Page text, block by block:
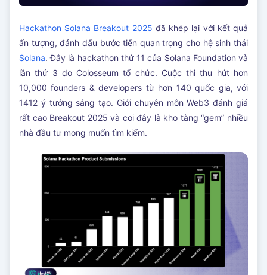
Hackathon Solana Breakout 2025 đã khép lại với kết quả
ấn tượng, đánh dấu bước tiến quan trọng cho hệ sinh thái
Solana. Đây là hackathon thứ 11 của Solana Foundation và
lần thứ 3 do Colosseum tổ chức. Cuộc thi thu hút hơn
10,000 founders & developers từ hơn 140 quốc gia, với
1412 ý tưởng sáng tạo. Giới chuyên môn Web3 đánh giá
rất cao Breakout 2025 và coi đây là kho tàng “gem” nhiều
nhà đầu tư mong muốn tìm kiếm.